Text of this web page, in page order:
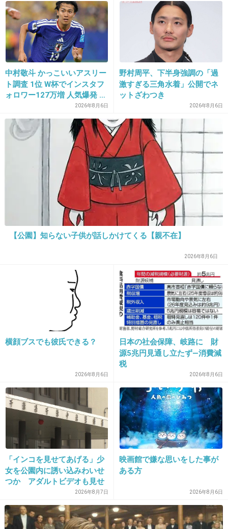
の子ってちょっとキキ役にしては年とってな
い？？
18. 匿名2014/01/29(水) 13:52:34
あ〜もうダメダメ！
人間がやると、どうしても生臭くなるから見る
気になれない
+23 -2
2014/01/29(水) 13:52:40
そもそも、実写で猫が喋るっていう事自体違和
感あるんじゃないの？
2014/01/29(水) 13:52:52
魔女なのに海のシーンが思いっきり日本でがっ
+43 -0
21. 匿名2014/01/29(水) 13:53:16
あまり見たいと思えない。
+8 -2
22. 匿名2014/01/29(水) 13:53:41
なんだかな
はじまりかな
中村敬斗 かっこいいアスリー
ト調査 1位 W杯でインスタフ
ォロワー127万増 人気爆発 …
2位 高橋藍 3位 大谷翔平2026年8月6日
野村周平、下半身強調の「過
激すぎる三角水着」公開でネ
ットざわつき
2026年8月6日
【公園】知らない子供が話しかけてくる【親不在】
2026年8月6日
横顔ブスでも彼氏できる？
2026年8月6日
日本の社会保障、岐路に 財
源5兆円見通し立たず―消費減
税
2026年8月6日
「インコを見せてあげる」少
女を公園内に誘い込みわいせ
つか アダルトビデオも見せ
「どのような顔をするのか性
的な興味湧いた」75歳男を逮
捕
2026年8月7日
映画館で嫌な思いをした事が
ある方
2026年8月6日